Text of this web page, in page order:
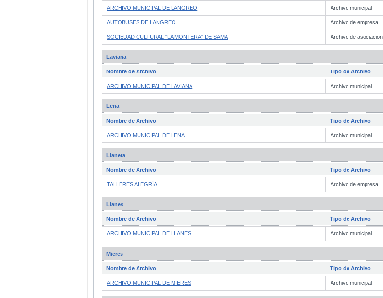
ARCHIVO MUNICIPAL DE LANGREO Archivo municipal
AUTOBUSES DE LANGREO Archivo de empresa
SOCIEDAD CULTURAL "LA MONTERA" DE SAMA Archivo de asociación
Laviana
Nombre de Archivo Tipo de Archivo
ARCHIVO MUNICIPAL DE LAVIANA Archivo municipal
Lena
Nombre de Archivo Tipo de Archivo
ARCHIVO MUNICIPAL DE LENA Archivo municipal
Llanera
Nombre de Archivo Tipo de Archivo
TALLERES ALEGRÍA Archivo de empresa
Llanes
Nombre de Archivo Tipo de Archivo
ARCHIVO MUNICIPAL DE LLANES Archivo municipal
Mieres
Nombre de Archivo Tipo de Archivo
ARCHIVO MUNICIPAL DE MIERES Archivo municipal